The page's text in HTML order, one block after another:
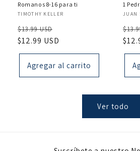
Romanos 8-16 para ti
Proveedor:
TIMOTHY KELLER
Precio
habitual
$13.99 USD
de
oferta
$12.99 USD
Agregar al carrito
1
JUAN
Ver todo